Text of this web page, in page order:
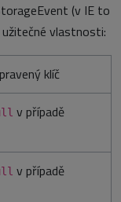
(v IE to
vlastnosti:
klíč
v případě
v případě